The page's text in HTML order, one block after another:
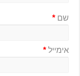
שם*
אימייל*